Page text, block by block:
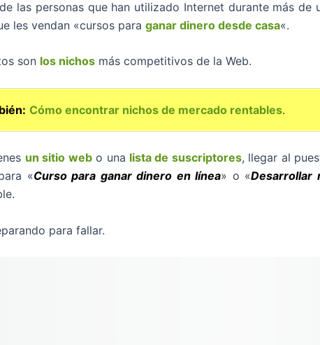
las personas que han utilizado Internet durante más de
les vendan «cursos para ganar dinero desde casa«.
son los nichos más competitivos de la Web.
Cómo encontrar nichos de mercado rentables.
un sitio webo una lista de suscriptores, llegar al
«Curso para ganar dinero en línea» o «Desarrollar
para fallar.